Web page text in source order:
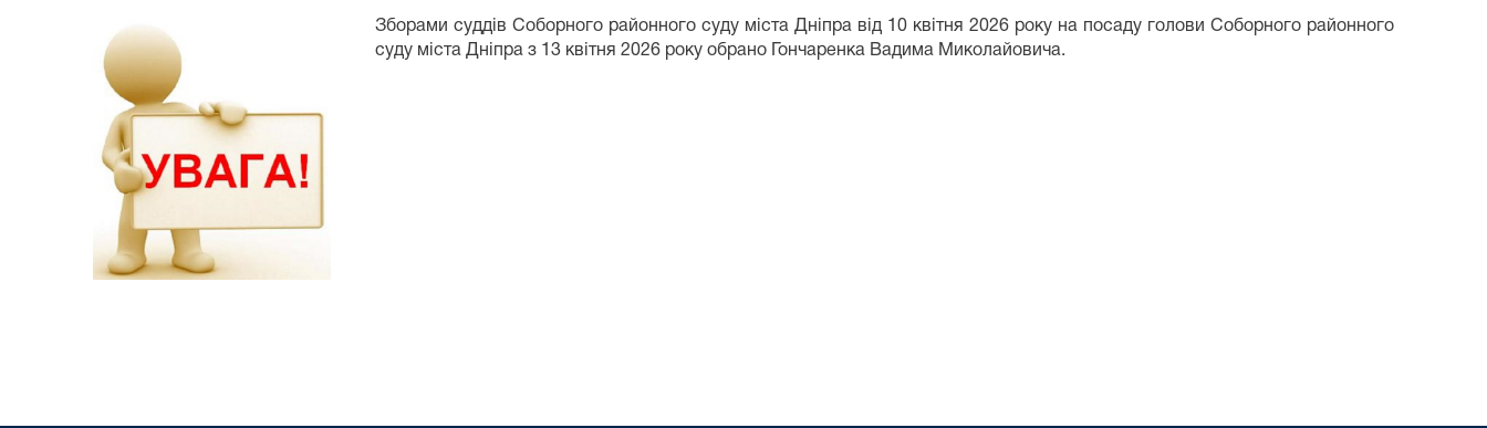
Зборами суддів Соборного районного суду міста Дніпра від 10 квітня 2026 року на посаду голови Соборного районного
суду міста Дніпра з 13 квітня 2026 року обрано Гончаренка Вадима Миколайовича.